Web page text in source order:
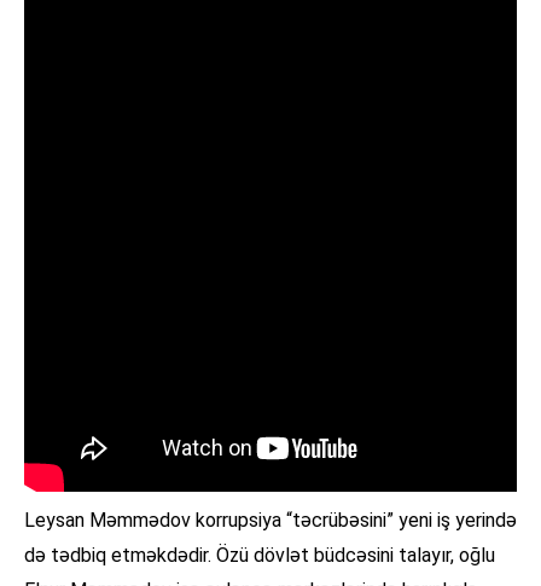
Leysan Məmmədov korrupsiya “təcrübəsini” yeni iş yerində
də tədbiq etməkdədir. Özü dövlət büdcəsini talayır, oğlu